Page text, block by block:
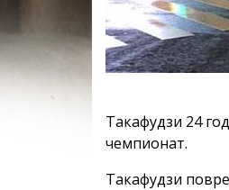
Такафудзи 24
чемпионат.
Такафудзи